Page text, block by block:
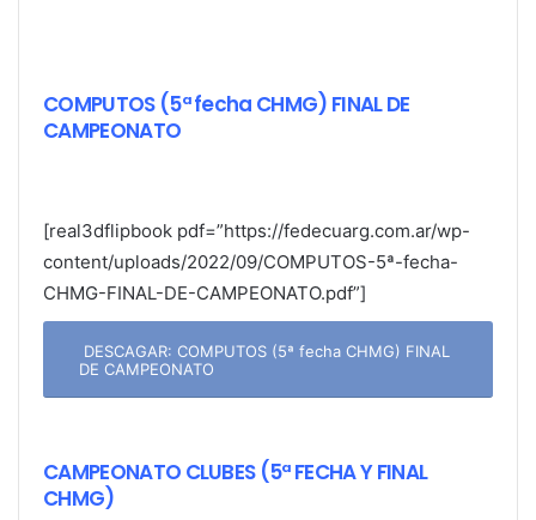
COMPUTOS (5ª fecha CHMG) FINAL DE
CAMPEONATO
[real3dflipbook pdf=”https://fedecuarg.com.ar/wp-
content/uploads/2022/09/COMPUTOS-5ª-fecha-
CHMG-FINAL-DE-CAMPEONATO.pdf”]
DESCAGAR: COMPUTOS (5ª fecha CHMG) FINAL
DE CAMPEONATO
CAMPEONATO CLUBES (5ª FECHA Y FINAL
CHMG)